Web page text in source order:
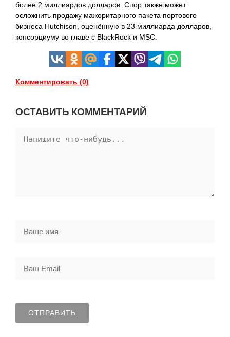
более 2 миллиардов долларов. Спор также может
осложнить продажу мажоритарного пакета портового
бизнеса Hutchison, оценённую в 23 миллиарда долларов,
консорциуму во главе с BlackRock и MSC.
Комментировать (0)
ОСТАВИТЬ КОММЕНТАРИЙ